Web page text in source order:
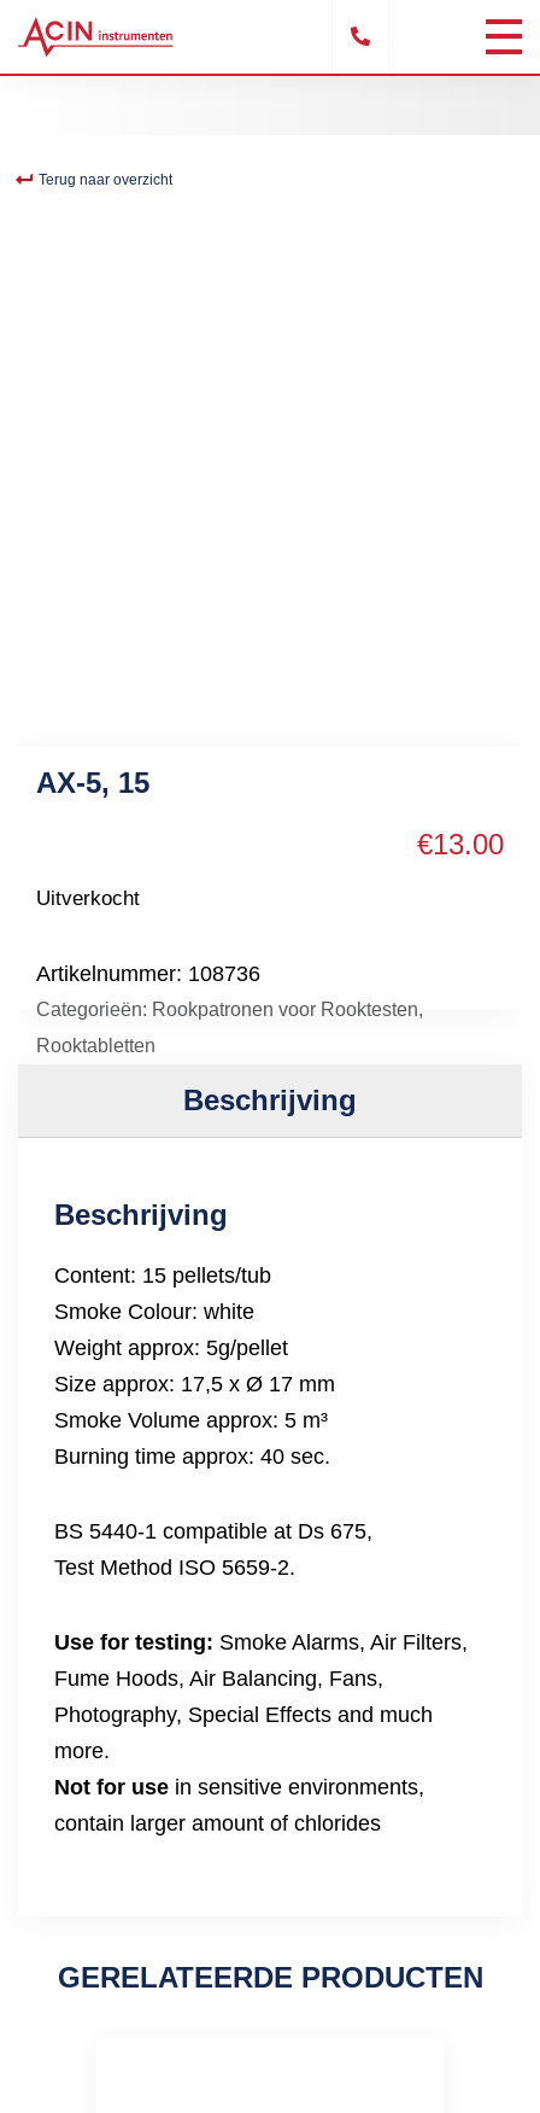
Terug naar overzicht
AX-5, 15
€13.00
Uitverkocht
Artikelnummer: 108736
Categorieën: Rookpatronen voor Rooktesten,
Rooktabletten
Beschrijving
Beschrijving
Content: 15 pellets/tub
Smoke Colour: white
Weight approx: 5g/pellet
Size approx: 17,5 x Ø 17 mm
Smoke Volume approx: 5 m³
Burning time approx: 40 sec.
BS 5440-1 compatible at Ds 675,
Test Method ISO 5659-2.
Use for testing: Smoke Alarms, Air Filters,
Fume Hoods, Air Balancing, Fans,
Photography, Special Effects and much
more.
Not for use in sensitive environments,
contain larger amount of chlorides
GERELATEERDE PRODUCTEN